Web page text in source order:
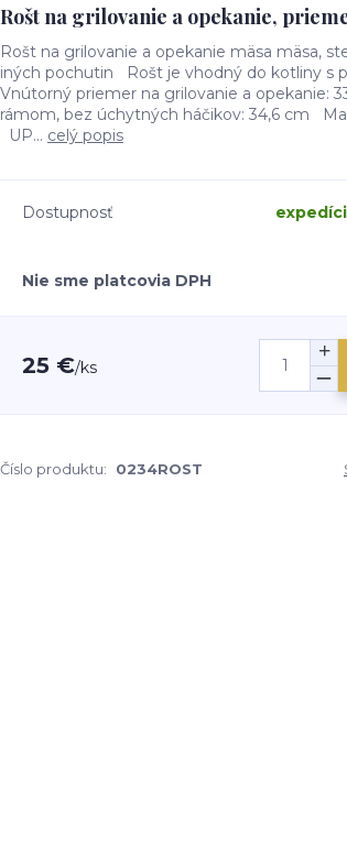
Rošt na grilovanie a opekanie,
Rošt na grilovanie a opekanie mäsa mäsa,
iných pochutin Rošt je vhodný do kotliny s
Vnútorný priemer na grilovanie a opekanie:
rámom, bez úchytných háčikov: 34,6 cm
UP... celý popis
Dostupnosť
Nie sme platcovia DPH
25 €/ks
Číslo produktu: 0234ROST